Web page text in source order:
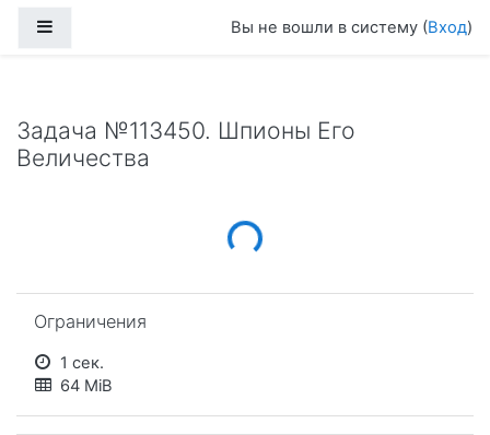
Вы не вошли в систему (Вход)
Задача №113450. Шпионы Его
Величества
Loading...
Ограничения
1 сек.
64 MiB